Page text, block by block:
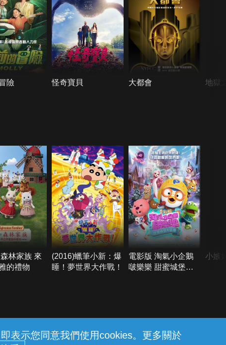
表示您同意我們使用cookies。更多關於
險 怪奇寶貝 大都會 地獄
林家族 來
的禮物
(2016)蠟筆小新：爆
睡！夢世界大作戰！
電影版 淘氣小企鵝
啵樂樂 甜蜜城堡大
小嫉